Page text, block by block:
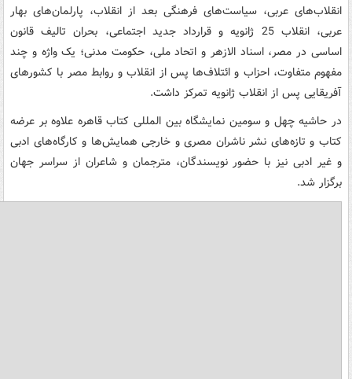
انقلاب‌های عربی، سیاست‌های فرهنگی بعد از انقلاب، پارلمان‌های بهار
عربی، انقلاب 25 ژانویه و قرارداد جدید اجتماعی، بحران تالیف قانون
اساسی در مصر، اسناد الازهر و اتحاد ملی، حکومت مدنی؛ یک واژه و چند
مفهوم متفاوت، احزاب و ائتلاف‌ها پس از انقلاب و روابط مصر با کشورهای
آفریقایی پس از انقلاب ژانویه تمرکز داشت.
در حاشیه چهل و سومین نمایشگاه بین المللی کتاب قاهره علاوه بر عرضه
کتاب و تازه‌های نشر ناشران مصری و خارجی همایش‌ها و کارگاه‌های ادبی
و غیر ادبی نیز با حضور نویسندگان، مترجمان و شاعران از سراسر جهان
برگزار شد.